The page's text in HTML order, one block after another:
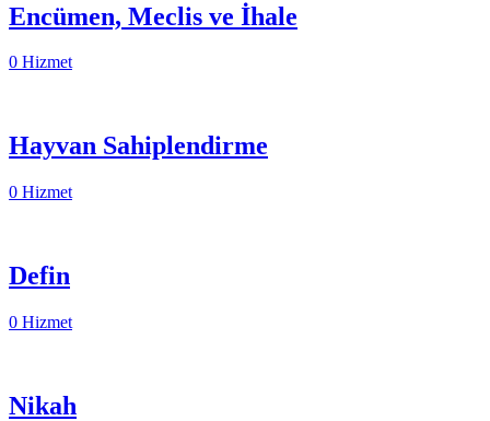
Encümen, Meclis ve İhale
0 Hizmet
Hayvan Sahiplendirme
0 Hizmet
Defin
0 Hizmet
Nikah